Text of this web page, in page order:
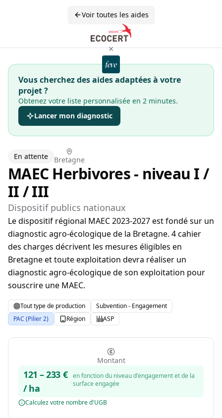
Voir toutes les aides
×
Vous cherchez des aides adaptées à votre
projet ?
Obtenez votre liste personnalisée en 2 minutes.
Lancer mon diagnostic
En attente Bretagne
MAEC Herbivores - niveau I /
II / III
Dispositif publics nationaux
Le dispositif régional MAEC 2023-2027 est fondé sur un
diagnostic agro-écologique de la Bretagne. 4 cahier
des charges décrivent les mesures éligibles en
Bretagne et toute exploitation devra réaliser un
diagnostic agro-écologique de son exploitation pour
souscrire une MAEC.
Tout type de production
Subvention - Engagement
PAC (Pilier 2)
Région ASP
Montant
121 –233 €
/ ha
en fonction du niveau d'engagement et de la
surface engagée
Calculez votre nombre d'UGB